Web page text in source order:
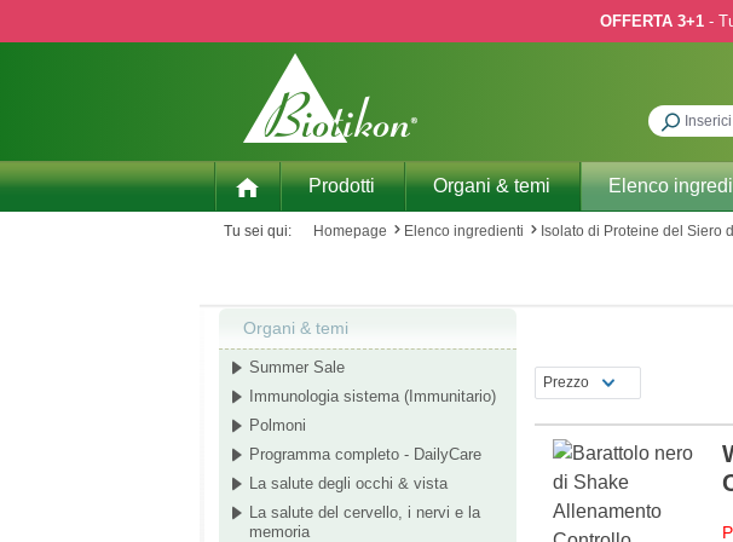
OFFERTA 3+1-
Prodotti Organi & temi Elenco
Tu sei qui: Homepage Elenco ingredienti Isolato di Proteine del Siero
Organi & temi
Summer Sale
Immunologia sistema (Immunitario)
Polmoni
Programma completo - DailyCare
La salute degli occhi & vista
La salute del cervello, i nervi e la
memoria
Prezzo